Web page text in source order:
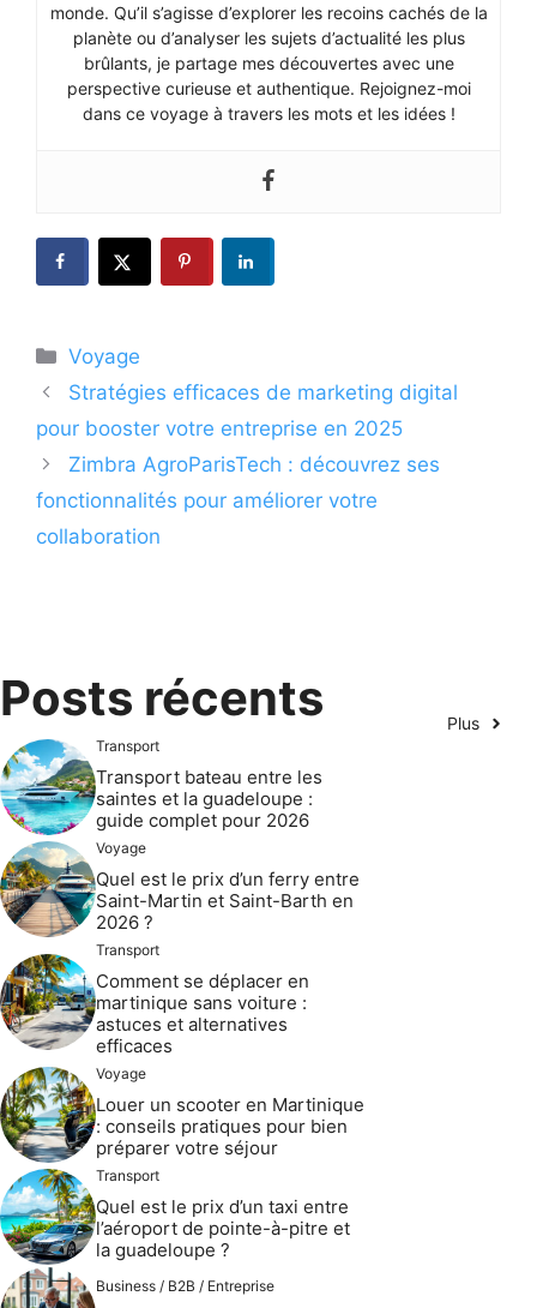
monde. Qu’il s’agisse d’explorer les recoins cachés de la
planète ou d’analyser les sujets d’actualité les plus
brûlants, je partage mes découvertes avec une
perspective curieuse et authentique. Rejoignez-moi
dans ce voyage à travers les mots et les idées !
Catégories
Voyage
Stratégies efficaces de marketing digital
pour booster votre entreprise en 2025
Zimbra AgroParisTech : découvrez ses
fonctionnalités pour améliorer votre
collaboration
Posts récents Plus
Transport
Transport bateau entre les
saintes et la guadeloupe :
guide complet pour 2026
Voyage
Quel est le prix d’un ferry entre
Saint-Martin et Saint-Barth en
2026 ?
Transport
Comment se déplacer en
martinique sans voiture :
astuces et alternatives
efficaces
Voyage
Louer un scooter en Martinique
: conseils pratiques pour bien
préparer votre séjour
Transport
Quel est le prix d’un taxi entre
l’aéroport de pointe-à-pitre et
la guadeloupe ?
Business / B2B / Entreprise